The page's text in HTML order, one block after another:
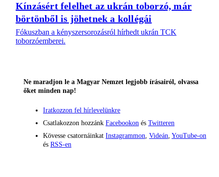
Kínzásért felelhet az ukrán toborzó, már
börtönből is jöhetnek a kollégái
Fókuszban a kényszersorozásról hírhedt ukrán TCK
toborzóemberei.
Ne maradjon le a Magyar Nemzet legjobb írásairól, olvassa
őket minden nap!
Iratkozzon fel hírlevelünkre
Csatlakozzon hozzánk Facebookon és Twitteren
Kövesse csatornáinkat Instagrammon, Videán, YouTube-on
és RSS-en